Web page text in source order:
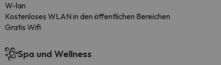
W-lan
Kostenloses WLAN in den öffentlichen Bereichen
Gratis Wifi
Spa und Wellness